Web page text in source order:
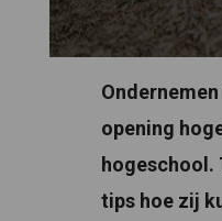
opening
hogeschool.
tips hoe zij